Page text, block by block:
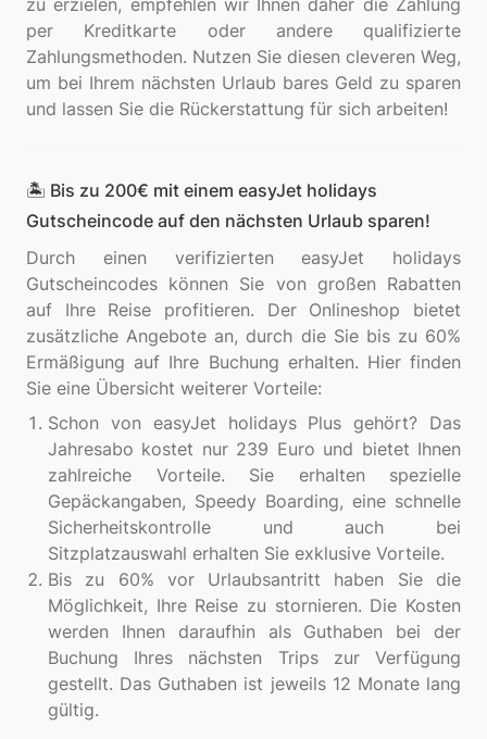
zu erzielen, empfehlen wir Ihnen daher die Zahlung
per Kreditkarte oder andere qualifizierte
Zahlungsmethoden. Nutzen Sie diesen cleveren Weg,
um bei Ihrem nächsten Urlaub bares Geld zu sparen
🏝️ Bis zu 200€ mit einem easyJet holidays
Gutscheincode auf den nächsten Urlaub sparen!
Durch einen verifizierten easyJet holidays
Gutscheincodes können Sie von großen Rabatten
auf Ihre Reise profitieren. Der Onlineshop bietet
zusätzliche Angebote an, durch die Sie bis zu 60%
Ermäßigung auf Ihre Buchung erhalten. Hier finden
Schon von easyJet holidays Plus gehört? Das
Jahresabo kostet nur 239 Euro und bietet Ihnen
zahlreiche Vorteile. Sie erhalten spezielle
Gepäckangaben, Speedy Boarding, eine schnelle
Sicherheitskontrolle und auch bei
Sitzplatzauswahl erhalten Sie exklusive Vorteile.
Bis zu 60% vor Urlaubsantritt haben Sie die
Möglichkeit, Ihre Reise zu stornieren. Die Kosten
werden Ihnen daraufhin als Guthaben bei der
Buchung Ihres nächsten Trips zur Verfügung
gestellt. Das Guthaben ist jeweils 12 Monate lang
gültig.